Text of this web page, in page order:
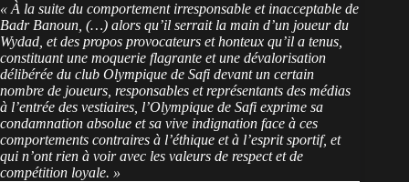
« À la suite du comportement irresponsable et inacceptable de
Badr Banoun, (…) alors qu’il serrait la main d’un joueur du
Wydad, et des propos provocateurs et honteux qu’il a tenus,
constituant une moquerie flagrante et une dévalorisation
délibérée du club Olympique de Safi devant un certain
nombre de joueurs, responsables et représentants des médias
à l’entrée des vestiaires, l’Olympique de Safi exprime sa
condamnation absolue et sa vive indignation face à ces
comportements contraires à l’éthique et à l’esprit sportif, et
qui n’ont rien à voir avec les valeurs de respect et de
compétition loyale. »